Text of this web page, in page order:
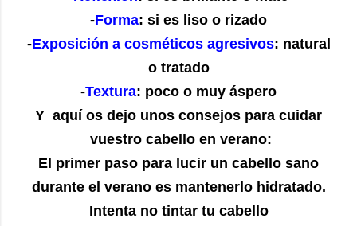
-Forma: si es liso o rizado
-Exposición a cosméticos agresivos: natural
o tratado
-Textura: poco o muy áspero
Y aquí os dejo unos consejos para cuidar
vuestro cabello en verano:
El primer paso para lucir un cabello sano
durante el verano es mantenerlo hidratado.
Intenta no tintar tu cabello